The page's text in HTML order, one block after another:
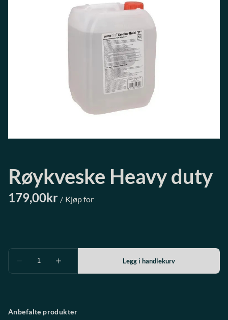
Røykveske Heavy duty
/
Anbefalte produkter